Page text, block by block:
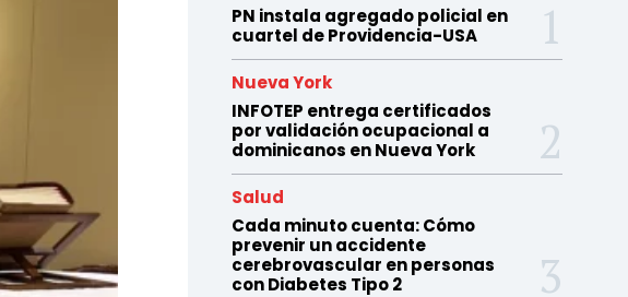
PN instala agregado policial en
cuartel de Providencia-USA
Nueva York
INFOTEP entrega certificados
por validación ocupacional a
dominicanos en Nueva York
Salud
Cada minuto cuenta: Cómo
prevenir un accidente
cerebrovascular en personas
con Diabetes Tipo 2